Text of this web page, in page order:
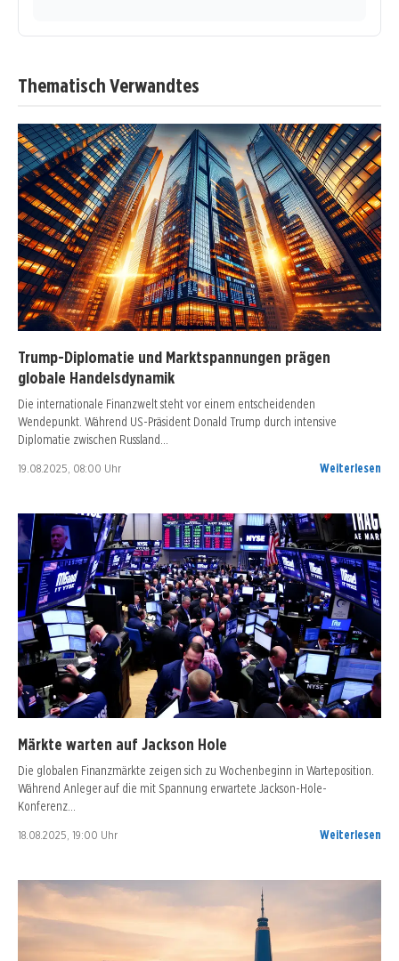
Thematisch Verwandtes
Trump-Diplomatie und Marktspannungen prägen
globale Handelsdynamik
Die internationale Finanzwelt steht vor einem entscheidenden
Wendepunkt. Während US-Präsident Donald Trump durch intensive
Diplomatie zwischen Russland…
19.08.2025, 08:00 Uhr Weiterlesen
Märkte warten auf Jackson Hole
Die globalen Finanzmärkte zeigen sich zu Wochenbeginn in Warteposition.
Während Anleger auf die mit Spannung erwartete Jackson-Hole-
Konferenz…
18.08.2025, 19:00 Uhr Weiterlesen